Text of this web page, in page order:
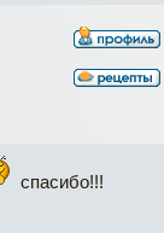
спасибо!!!